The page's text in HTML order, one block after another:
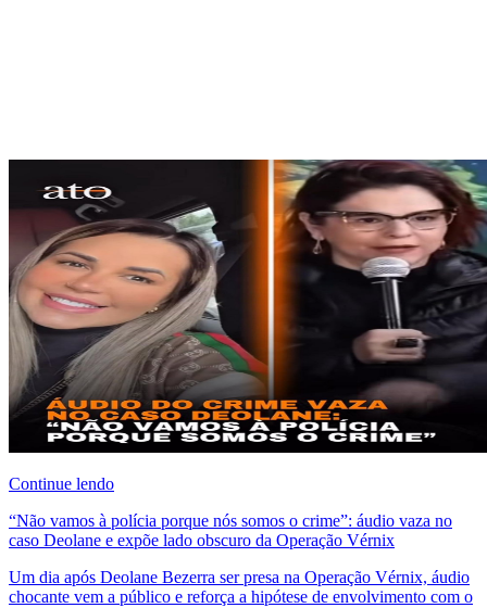
Continue lendo
“Não vamos à polícia porque nós somos o crime”: áudio vaza no
caso Deolane e expõe lado obscuro da Operação Vérnix
Um dia após Deolane Bezerra ser presa na Operação Vérnix, áudio
chocante vem a público e reforça a hipótese de envolvimento com o